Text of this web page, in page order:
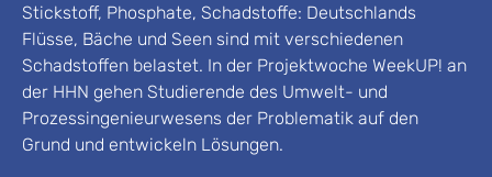
Stickstoff, Phosphate, Schadstoffe: Deutschlands
Flüsse, Bäche und Seen sind mit verschiedenen
Schadstoffen belastet. In der Projektwoche WeekUP! an
der HHN gehen Studierende des Umwelt- und
Prozessingenieurwesens der Problematik auf den
Grund und entwickeln Lösungen.